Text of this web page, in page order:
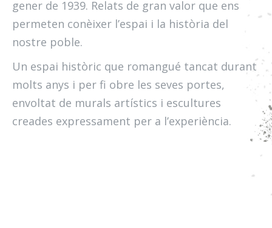
gener de 1939. Relats de gran valor que ens
permeten conèixer l’espai i la història del
nostre poble.
Un espai històric que romangué tancat durant
molts anys i per fi obre les seves portes,
envoltat de murals artístics i escultures
creades expressament per a l’experiència.